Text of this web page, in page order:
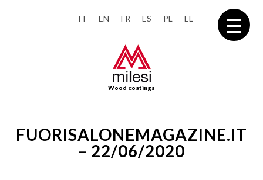
IT EN FR ES PL EL
Wood coatings
FUORISALONEMAGAZINE.IT
– 22/06/2020